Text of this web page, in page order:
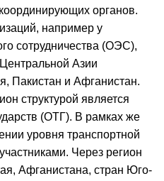
органов.
например у
сотрудничества (ОЭС),
Азии
Пакистан и Афганистан.
структурой является
(ОТГ). В рамках же
уровня транспортной
Через регион
Афганистана, стран Юго-